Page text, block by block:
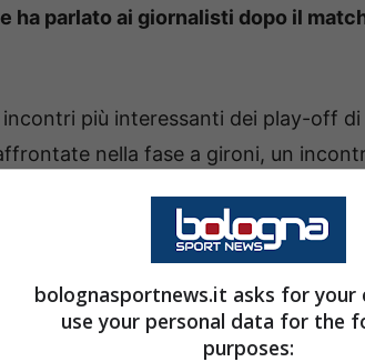
ha parlato ai giornalisti dopo il
più interessanti dei play-off di
nella fase a gironi, un
e influenzato dall’espulsione ai
è stata la formazione allenata da
bolognasportnews.it asks for your
use your personal data for the
purposes: